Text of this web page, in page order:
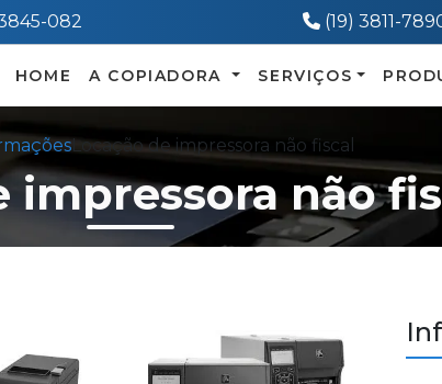
082 Telefone:
(19) 3811-
HOME A COPIADORA SERVIÇOS
Locação de impressora não fiscal
impressora não